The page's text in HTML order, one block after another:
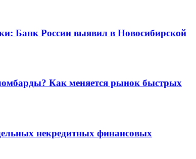
Банк России выявил в Новосибирской
Как меняется рынок быстрых
некредитных финансовых